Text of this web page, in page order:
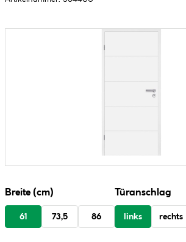
Breite (cm)
61 73,5 86
Türanschlag
links rechts